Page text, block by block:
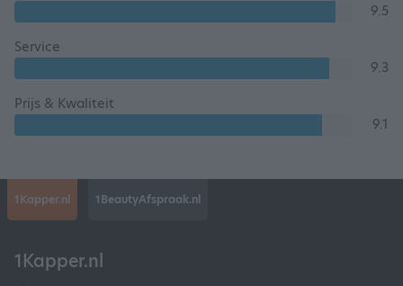
9.5
Service
9.3
Prijs & Kwaliteit
9.1
1Kapper.nl 1BeautyAfspraak.nl
1Kapper.nl